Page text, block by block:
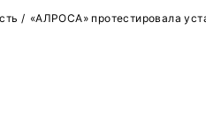
Золото
/ «АЛРОСА» протестировала